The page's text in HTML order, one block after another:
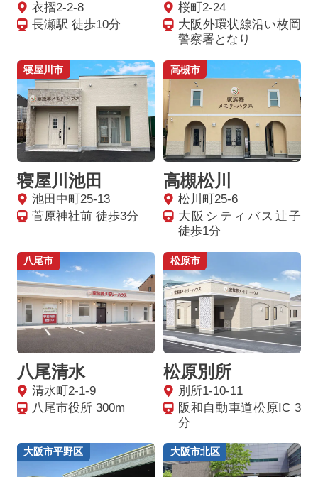
衣摺2-2-8
長瀬駅 徒歩10分
桜町2-24
大阪外環状線沿い枚岡
警察署となり
寝屋川市
寝屋川池田
池田中町25-13
菅原神社前 徒歩3分
高槻市
高槻松川
松川町25-6
大阪シティバス辻子
徒歩1分
八尾市
八尾清水
清水町2-1-9
八尾市役所 300m
松原市
松原別所
別所1-10-11
阪和自動車道松原IC 3
分
大阪市平野区 大阪市北区